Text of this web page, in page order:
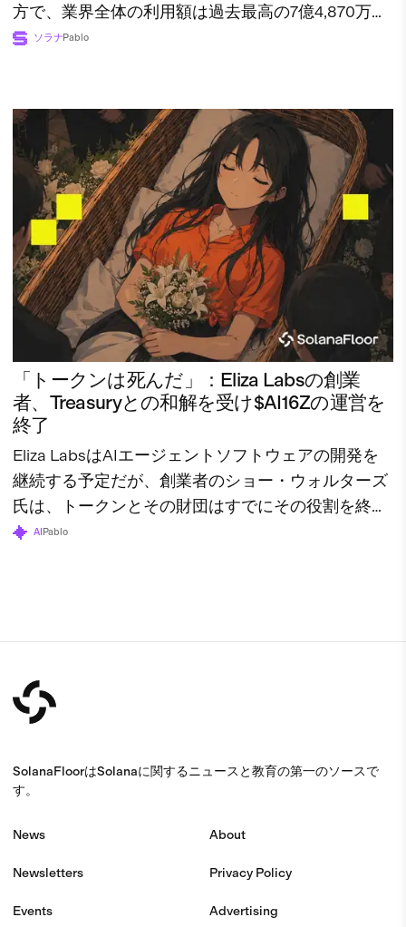
方で、業界全体の利用額は過去最高の7億4,870万ド
ルに達した。
ソラナPablo
「トークンは死んだ」：Eliza Labsの創業
者、Treasuryとの和解を受け$AI16Zの運営を
終了
Eliza LabsはAIエージェントソフトウェアの開発を
継続する予定だが、創業者のショー・ウォルターズ
氏は、トークンとその財団はすでにその役割を終え
たと述べている。
AI Pablo
SolanaFloorはSolanaに関するニュースと教育の第一のソースで
す。
News
Newsletters
Events
About
Privacy Policy
Advertising